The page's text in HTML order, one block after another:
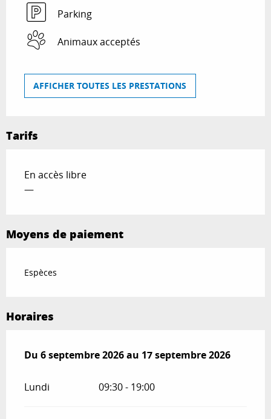
Parking
Animaux acceptés
AFFICHER TOUTES LES PRESTATIONS
Tarifs
En accès libre
—
Moyens de paiement
Espèces
Horaires
Du 6 septembre 2026au 17 septembre 2026
Du 6 septembre 2026au 17 septembre 2026
Lundi 09:30 - 19:00